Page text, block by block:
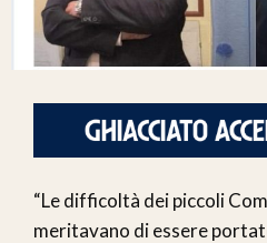
“Le difficoltà dei piccoli
meritavano di essere